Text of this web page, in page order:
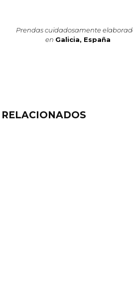
Prendas cuidadosamente
en Galicia, España